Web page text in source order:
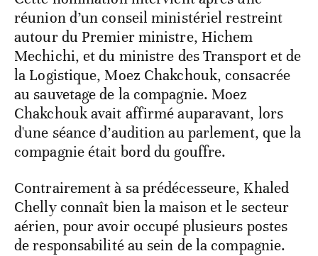
réunion d’un conseil ministériel restreint
autour du Premier ministre, Hichem
Mechichi, et du ministre des Transport et de
la Logistique, Moez Chakchouk, consacrée
au sauvetage de la compagnie. Moez
Chakchouk avait affirmé auparavant, lors
d'une séance d’audition au parlement, que la
compagnie était bord du gouffre.
Contrairement à sa prédécesseure, Khaled
Chelly connaît bien la maison et le secteur
aérien, pour avoir occupé plusieurs postes
de responsabilité au sein de la compagnie.